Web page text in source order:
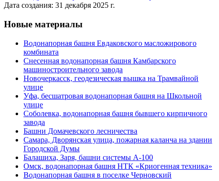
Дата создания: 31 декабря 2025 г.
Новые материалы
Водонапорная башня Евдаковского масложирового
комбината
Снесенная водонапорная башня Камбарского
машиностроительного завода
Новочеркасск, геодезическая вышка на Трамвайной
улице
Уфа, бесшатровая водонапорная башня на Школьной
улице
Соболевка, водонапорная башня бывшего кирпичного
завода
Башни Домачевского лесничества
Самара, Дворянская улица, пожарная каланча на здании
Городской Думы
Балашиха, Заря, башни системы А-100
Омск, водонапорная башня НТК «Криогенная техника»
Водонапорная башня в поселке Черновский